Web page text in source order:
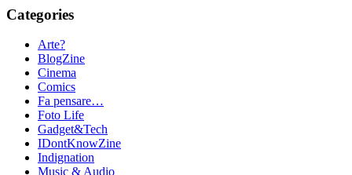
Categories
Arte?
BlogZine
Cinema
Comics
Fa pensare…
Foto Life
Gadget&Tech
IDontKnowZine
Indignation
Music & Audio